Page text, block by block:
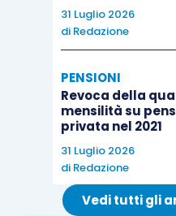
31 Luglio 2026
di Redazione
PENSIONI
Revoca della
mensilità su
privata nel 2021
31 Luglio 2026
di Redazione
Vedi tutti gli